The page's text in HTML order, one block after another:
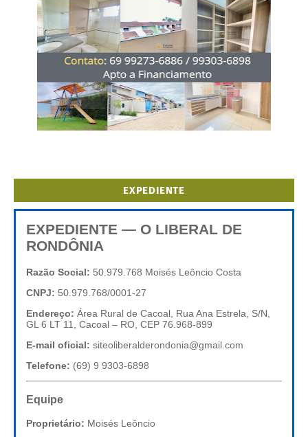
EXPEDIENTE
EXPEDIENTE — O LIBERAL DE
RONDÔNIA
Razão Social: 50.979.768 Moisés Leôncio Costa
CNPJ: 50.979.768/0001-27
Endereço: Área Rural de Cacoal, Rua Ana Estrela, S/N,
GL 6 LT 11, Cacoal – RO, CEP 76.968-899
E-mail oficial: siteoliberalderondonia@gmail.com
Telefone: (69) 9 9303-6898
Equipe
Proprietário: Moisés Leôncio